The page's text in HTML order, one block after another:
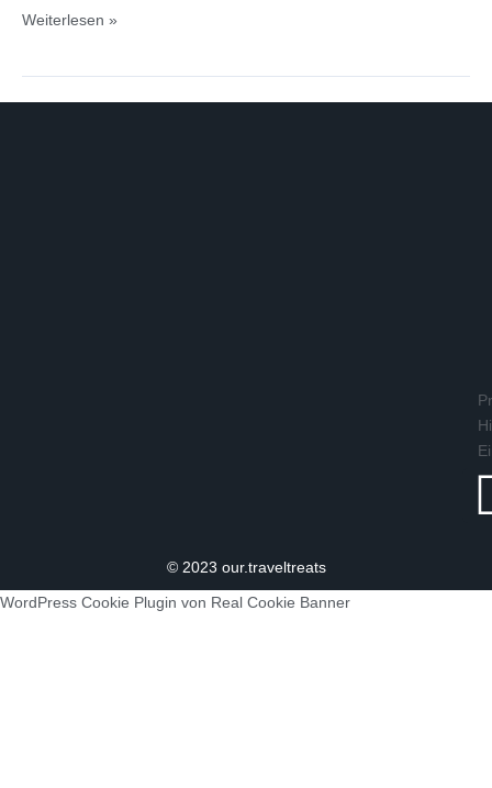
Weiterlesen »
© 2023 our.traveltreats
WordPress Cookie Plugin von Real Cookie Banner